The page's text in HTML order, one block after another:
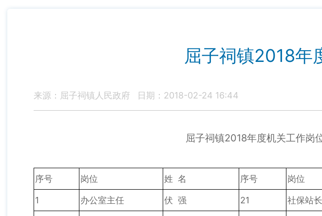
屈子祠镇2018年
来源：屈子祠镇人民政府 日期：2018-02-24 16:44
屈子祠镇2018年度机关工作岗位
序号 岗位 姓 名 序号 岗位
1 办公室主任 伏 强 21 社保站长